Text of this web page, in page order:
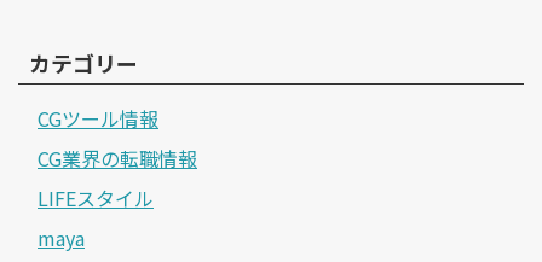
カテゴリー
CGツール情報
CG業界の転職情報
LIFEスタイル
maya